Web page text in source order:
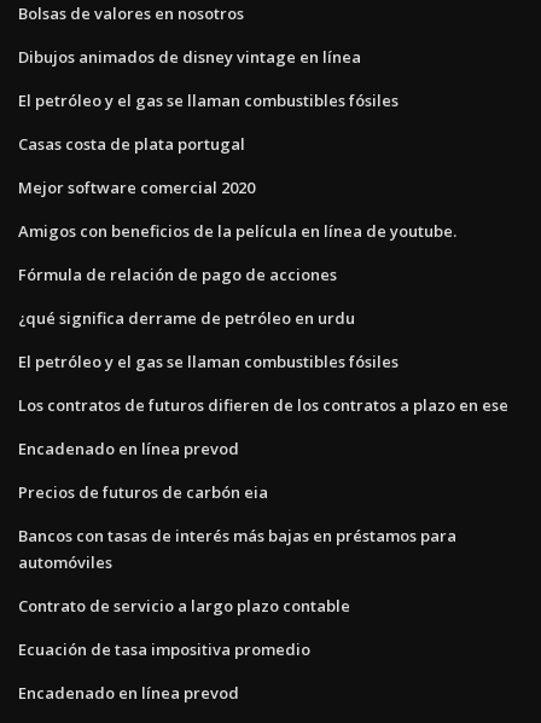
Bolsas de valores en nosotros
Dibujos animados de disney vintage en línea
El petróleo y el gas se llaman combustibles fósiles
Casas costa de plata portugal
Mejor software comercial 2020
Amigos con beneficios de la película en línea de youtube.
Fórmula de relación de pago de acciones
¿qué significa derrame de petróleo en urdu
El petróleo y el gas se llaman combustibles fósiles
Los contratos de futuros difieren de los contratos a plazo en ese
Encadenado en línea prevod
Precios de futuros de carbón eia
Bancos con tasas de interés más bajas en préstamos para
automóviles
Contrato de servicio a largo plazo contable
Ecuación de tasa impositiva promedio
Encadenado en línea prevod